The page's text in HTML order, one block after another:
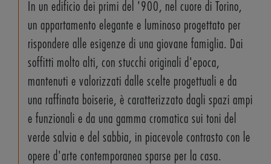
In un edificio dei primi del '900, nel cuore di Torino,
un appartamento elegante e luminoso progettato per
rispondere alle esigenze di una giovane famiglia. Dai
soffitti molto alti, con stucchi originali d'epoca,
mantenuti e valorizzati dalle scelte progettuali e da
una raffinata boiserie, è caratterizzato dagli spazi ampi
e funzionali e da una gamma cromatica sui toni del
verde salvia e del sabbia, in piacevole contrasto con le
opere d'arte contemporanea sparse per la casa.